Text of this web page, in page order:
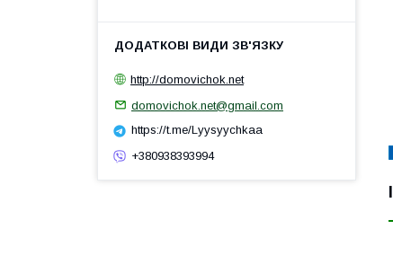
http://domovichok.net
domovichok.net@gmail.com
https://t.me/Lyysyychkaa
+380938393994